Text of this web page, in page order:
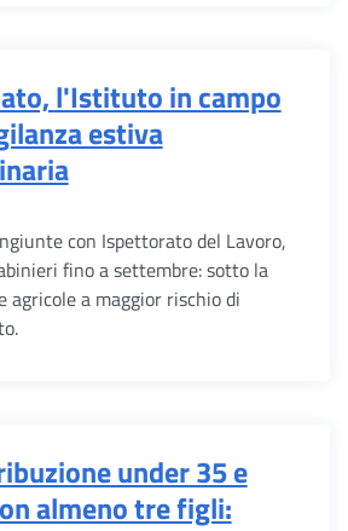
l'Istituto in campo
estiva
con Ispettorato del Lavoro,
fino a settembre: sotto la
agricole a maggior rischio di
under 35 e
almeno tre figli: